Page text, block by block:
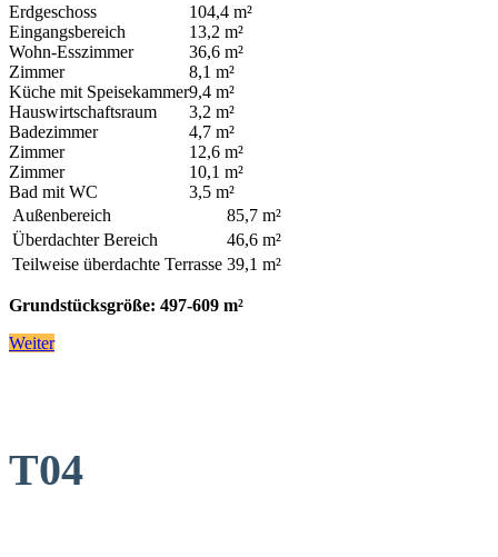
Erdgeschoss
104,4 m²
Eingangsbereich
13,2 m²
Wohn-Esszimmer
36,6 m²
Zimmer
8,1 m²
Küche mit Speisekammer9,4 m²
Hauswirtschaftsraum
3,2 m²
Badezimmer
4,7 m²
Zimmer
12,6 m²
Zimmer
10,1 m²
Bad mit WC
3,5 m²
Außenbereich
85,7 m²
Überdachter Bereich
46,6 m²
Teilweise überdachte Terrasse 39,1 m²
Grundstücksgröße: 497-609 m²
Weiter
T04